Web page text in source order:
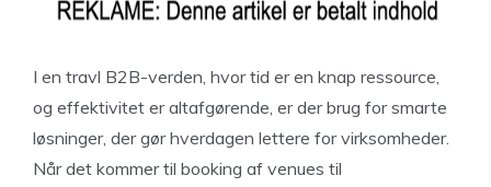
I en travl B2B-verden, hvor tid er en knap ressource,
og effektivitet er altafgørende, er der brug for smarte
løsninger, der gør hverdagen lettere for virksomheder.
Når det kommer til booking af venues til